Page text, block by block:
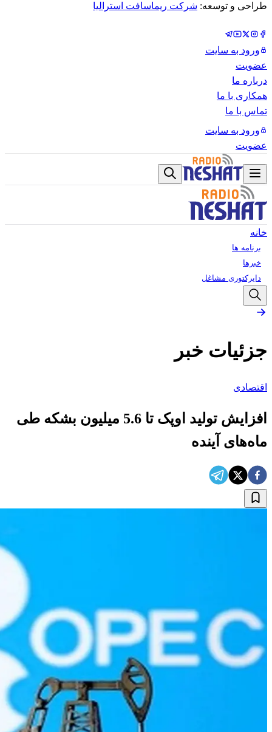
طراحی و توسعه: شرکت ریماسافت استرالیا
ورود به سایت
عضویت
درباره ما
همکاری با ما
تماس با ما
ورود به سایت
عضویت
خانه
برنامه ها
خبرها
دایرکتوری مشاغل
جزئیات خبر
اقتصادی
افزایش تولید اوپک تا 5.6 میلیون بشکه طی
ماه‌های آینده